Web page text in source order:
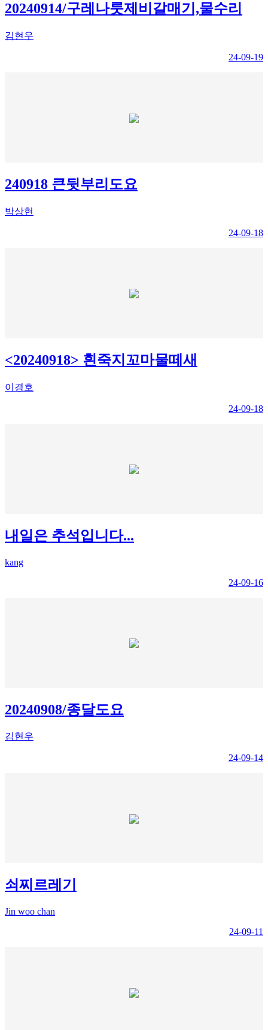
20240914/구레나룻제비갈매기,물수리
김현우
24-09-19
240918 큰뒷부리도요
박상현
24-09-18
<20240918> 흰죽지꼬마물떼새
이경호
24-09-18
내일은 추석입니다...
kang
24-09-16
20240908/종달도요
김현우
24-09-14
쇠찌르레기
Jin woo chan
24-09-11